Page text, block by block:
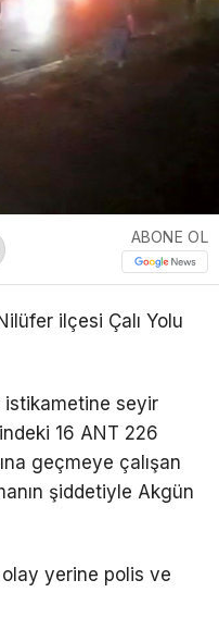
ABONE OL
ilçesi Çalı Yolu
istikametine seyir
16 ANT 226
geçmeye çalışan
şiddetiyle Akgün
yerine polis ve